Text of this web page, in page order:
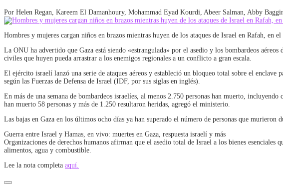
Por Helen Regan, Kareem El Damanhoury, Mohammad Eyad Kourdi, Abeer Salman, Abby
Hombres y mujeres cargan niños en brazos mientras huyen de los ataques de Israel en Rafah,
La ONU ha advertido que Gaza está siendo «estrangulada» por el asedio y los bombardeos
civiles que huyen pueda arrastrar a los enemigos regionales a un conflicto a gran escala.
El ejército israelí lanzó una serie de ataques aéreos y estableció un bloqueo total sobre el enclave
según las Fuerzas de Defensa de Israel (IDF, por sus siglas en inglés).
En más de una semana de bombardeos israelíes, al menos 2.750 personas han muerto,
han muerto 58 personas y más de 1.250 resultaron heridas, agregó el ministerio.
Las bajas en Gaza en los últimos ocho días ya han superado el número de personas que
Guerra entre Israel y Hamas, en vivo: muertes en Gaza, respuesta israelí y más
Organizaciones de derechos humanos afirman que el asedio total de Israel a los bienes
alimentos, agua y combustible.
Lee la nota completa aquí.